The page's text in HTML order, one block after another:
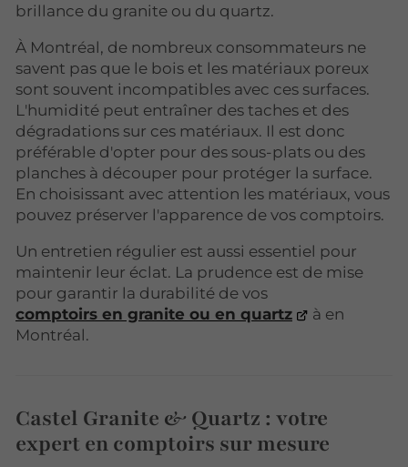
brillance du granite ou du quartz.
À Montréal, de nombreux consommateurs ne
savent pas que le bois et les matériaux poreux
sont souvent incompatibles avec ces surfaces.
L'humidité peut entraîner des taches et des
dégradations sur ces matériaux. Il est donc
préférable d'opter pour des sous-plats ou des
planches à découper pour protéger la surface.
En choisissant avec attention les matériaux, vous
pouvez préserver l'apparence de vos comptoirs.
Un entretien régulier est aussi essentiel pour
maintenir leur éclat. La prudence est de mise
pour garantir la durabilité de vos
comptoirs en granite ou en quartz
à en
Montréal.
Castel Granite & Quartz : votre
expert en comptoirs sur mesure